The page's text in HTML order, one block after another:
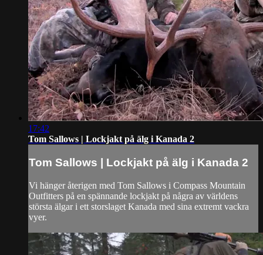
17:42
Tom Sallows | Lockjakt på älg i Kanada 2
Tom Sallows | Lockjakt på älg i Kanada 2
Vi hänger återigen med Tom Sallows i Compass Mountain
Outfitters på en spännande lockjakt på några av världens
största älgar i ett storslaget Kanada med sina extremt vackra
vyer.